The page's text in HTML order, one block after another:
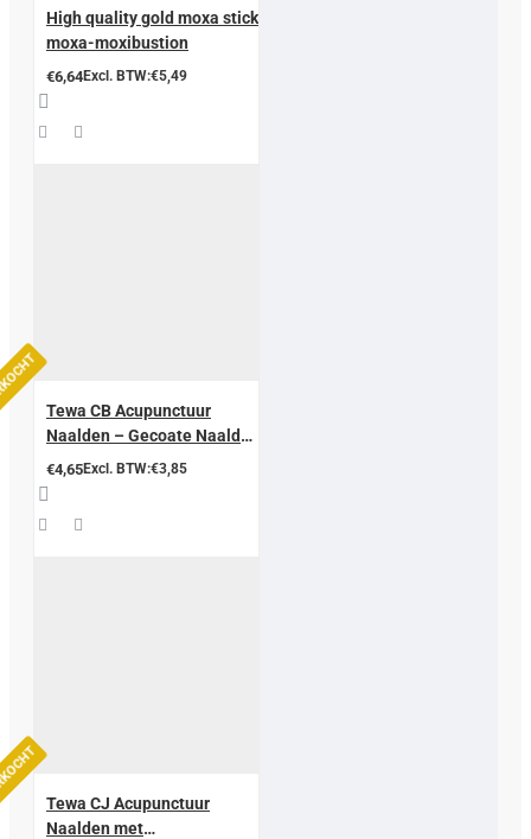
High quality gold moxa stick
moxa-moxibustion
€6,64Excl. BTW:€5,49
Tewa CB Acupunctuur
Naalden – Gecoate Naald
met Koperen Handgreep
(Zonder Geleidend Buisje)
€4,65Excl. BTW:€3,85
Tewa CJ Acupunctuur
Naalden met